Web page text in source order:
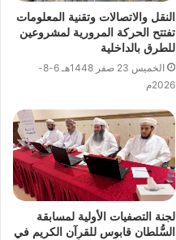
النقل والاتصالات وتقنية المعلومات
تفتتح الحركة المرورية لمشروعين
للطرق بالداخلية
الخميس 23 صفر 1448هـ 6-8-
2026م
لجنة التصفيات الأولية لمسابقة
السُّلطان قابوس للقرآن الكريم في